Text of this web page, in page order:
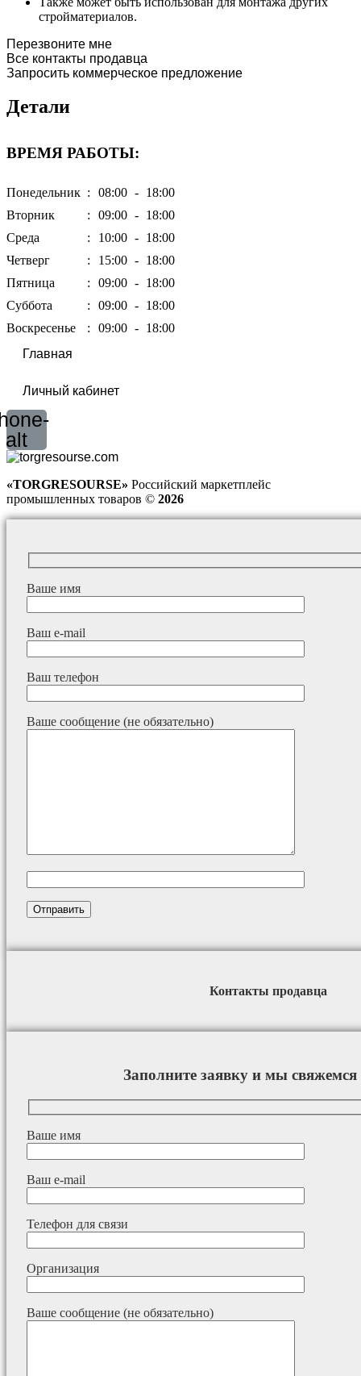
стройматериалов.
Перезвоните мне
Все контакты продавца
Запросить коммерческое предложение
Детали
ВРЕМЯ РАБОТЫ:
Понедельник : 08:00 - 18:00
Вторник
: 09:00 - 18:00
Среда
: 10:00 - 18:00
Четверг
: 15:00 - 18:00
Пятница
: 09:00 - 18:00
Суббота
: 09:00 - 18:00
Воскресенье
: 09:00 - 18:00
Главная
Личный кабинет
alt
«TORGRESOURSE» Российский маркетплейс
промышленных товаров © 2026
Ваше имя
Ваш e-mail
Ваш телефон
Ваше сообщение (не обязательно)
Контакты продавца
Заполните заявку и мы
Ваше имя
Ваш e-mail
Телефон для связи
Организация
Ваше сообщение (не обязательно)